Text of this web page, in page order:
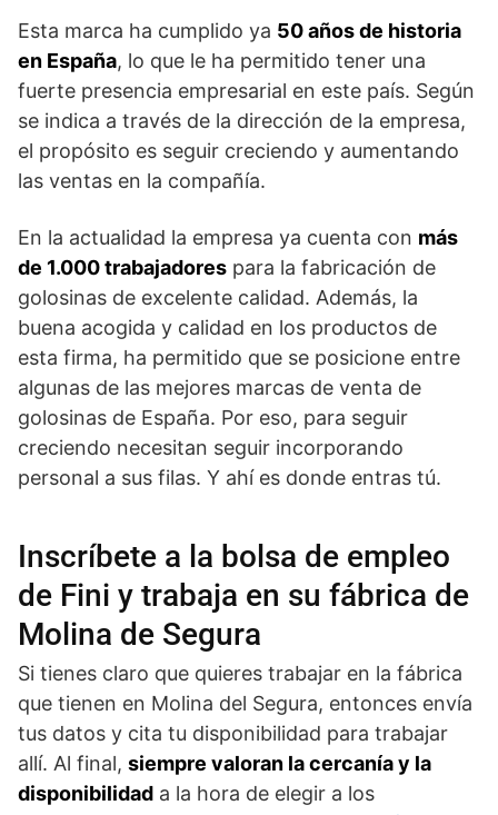
Esta marca ha cumplido ya 50 años de historia
en España, lo que le ha permitido tener una
fuerte presencia empresarial en este país. Según
se indica a través de la dirección de la empresa,
el propósito es seguir creciendo y aumentando
las ventas en la compañía.
En la actualidad la empresa ya cuenta con más
de 1.000 trabajadores para la fabricación de
golosinas de excelente calidad. Además, la
buena acogida y calidad en los productos de
esta firma, ha permitido que se posicione entre
algunas de las mejores marcas de venta de
golosinas de España. Por eso, para seguir
creciendo necesitan seguir incorporando
personal a sus filas. Y ahí es donde entras tú.
Inscríbete a la bolsa de empleo
de Fini y trabaja en su fábrica de
Molina de Segura
Si tienes claro que quieres trabajar en la fábrica
que tienen en Molina del Segura, entonces envía
tus datos y cita tu disponibilidad para trabajar
allí. Al final, siempre valoran la cercanía y la
disponibilidad a la hora de elegir a los